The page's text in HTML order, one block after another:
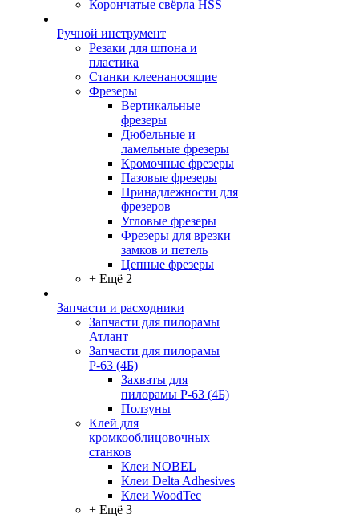
Корончатые свёрла HSS
Ручной инструмент
Резаки для шпона и
пластика
Станки клеенаносящие
Фрезеры
Вертикальные
фрезеры
Дюбельные и
ламельные фрезеры
Кромочные фрезеры
Пазовые фрезеры
Принадлежности для
фрезеров
Угловые фрезеры
Фрезеры для врезки
замков и петель
Цепные фрезеры
+ Ещё 2
Запчасти и расходники
Запчасти для пилорамы
Атлант
Запчасти для пилорамы
Р-63 (4Б)
Захваты для
пилорамы Р-63 (4Б)
Ползуны
Клей для
кромкооблицовочных
станков
Клеи NOBEL
Клеи Delta Adhesives
Клеи WoodTec
+ Ещё 3